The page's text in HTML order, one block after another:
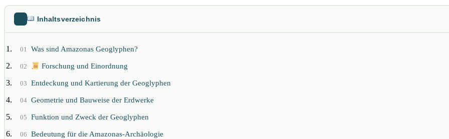
Inhaltsverzeichnis
01 Was sind Amazonas Geoglyphen?
02 Forschung und Einordnung
03 Entdeckung und Kartierung der Geoglyphen
04 Geometrie und Bauweise der Erdwerke
05 Funktion und Zweck der Geoglyphen
06 Bedeutung für die Amazonas-Archäologie